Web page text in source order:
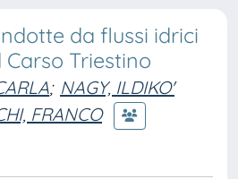
da flussi idrici
Triestino
; NAGY, ILDIKO'
FRANCO